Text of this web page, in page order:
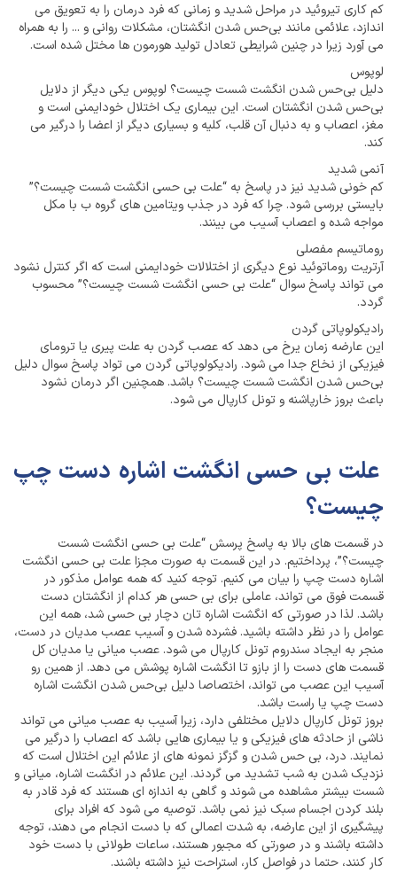
کم کاری تیروئید در مراحل شدید و زمانی که فرد درمان را به تعویق می
اندازد، علائمی مانند بی‌حس شدن انگشتان، مشکلات روانی و ... را به همراه
می آورد زیرا در چنین شرایطی تعادل تولید هورمون ها مختل شده است.
لوپوس
دلیل بی‌حس شدن انگشت شست چیست؟ لوپوس یکی دیگر از دلایل
بی‌حس شدن انگشتان است. این بیماری یک اختلال خودایمنی است و
مغز، اعصاب و به دنبال آن قلب، کلیه و بسیاری دیگر از اعضا را درگیر می
کند.
آنمی شدید
کم خونی شدید نیز در پاسخ به “علت بی حسی انگشت شست چیست؟”
بایستی بررسی شود. چرا که فرد در جذب ویتامین های گروه ب با مکل
مواجه شده و اعصاب آسیب می بینند.
روماتیسم مفصلی
آرتریت روماتوئید نوع دیگری از اختلالات خودایمنی است که اگر کنترل نشود
می تواند پاسخ سوال “علت بی حسی انگشت شست چیست؟” محسوب
گردد.
رادیکولوپاتی گردن
این عارضه زمان یرخ می دهد که عصب گردن به علت پیری یا ترومای
فیزیکی از نخاع جدا می شود. رادیکولوپاتی گردن می تواد پاسخ سوال دلیل
بی‌حس شدن انگشت شست چیست؟ باشد. همچنین اگر درمان نشود
باعث بروز خارپاشنه و تونل کارپال می شود.
علت بی حسی انگشت اشاره دست چپ
چیست؟
در قسمت های بالا به پاسخ پرسش “علت بی حسی انگشت شست
چیست؟”، پرداختیم. در این قسمت به صورت مجزا علت بی حسی انگشت
اشاره دست چپ را بیان می کنیم. توجه کنید که همه عوامل مذکور در
قسمت فوق می تواند، عاملی برای بی حسی هر کدام از انگشتان دست
باشد. لذا در صورتی که انگشت اشاره تان دچار بی حسی شد، همه این
عوامل را در نظر داشته باشید. فشرده شدن و آسیب عصب مدیان در دست،
منجر به ایجاد سندروم تونل کارپال می شود. عصب میانی یا مدیان کل
قسمت های دست را از بازو تا انگشت اشاره پوشش می دهد. از همین رو
آسیب این عصب می تواند، اختصاصا دلیل بی‌حس شدن انگشت اشاره
دست چپ یا راست باشد.
بروز تونل کارپال دلایل مختلفی دارد، زیرا آسیب به عصب میانی می تواند
ناشی از حادثه های فیزیکی و یا بیماری هایی باشد که اعصاب را درگیر می
نمایند. درد، بی حس شدن و گزگز نمونه های از علائم این اختلال است که
نزدیک شدن به شب تشدید می گردند. این علائم در انگشت اشاره، میانی و
شست بیشتر مشاهده می شوند و گاهی به اندازه ای هستند که فرد قادر به
بلند کردن اجسام سبک نیز نمی باشد. توصیه می شود که افراد برای
پیشگیری از این عارضه، به شدت اعمالی که با دست انجام می دهند، توجه
داشته باشند و در صورتی که مجبور هستند، ساعات طولانی با دست خود
کار کنند، حتما در فواصل کار، استراحت نیز داشته باشند.